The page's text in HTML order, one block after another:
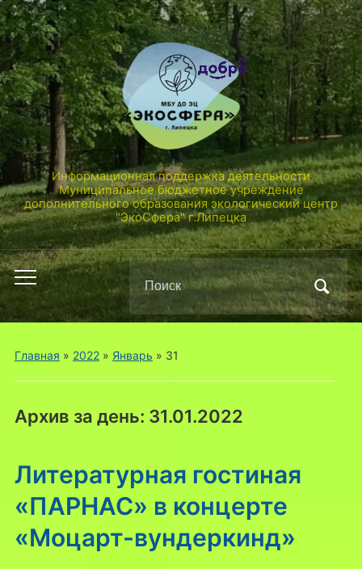
Информационная поддержка деятельности
Муниципальное бюджетное учреждение
дополнительного образования экологический центр
"ЭкоСфера" г.Липецка
Переключить
мобильное
меню
Поиск
по:
Главная » 2022» Январь » 31
Архив за день: 31.01.2022
Литературная гостиная
«ПАРНАС» в концерте
«Моцарт-вундеркинд»